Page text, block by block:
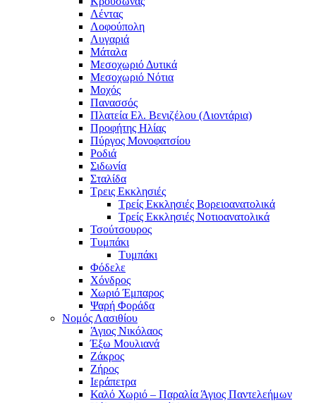
Λέντας
Λοφούπολη
Λυγαριά
Μάταλα
Μεσοχωριό Δυτικά
Μεσοχωριό Νότια
Μοχός
Πανασσός
Πλατεία Ελ. Βενιζέλου (Λιοντάρια)
Προφήτης Ηλίας
Πύργος Μονοφατσίου
Ροδιά
Σιδωνία
Σταλίδα
Τρεις Εκκλησιές
Τρείς Εκκλησιές Βορειοανατολικά
Τρείς Εκκλησιές Νοτιοανατολικά
Τσούτσουρος
Τυμπάκι
Τυμπάκι
Φόδελε
Χόνδρος
Χωριό Έμπαρος
Ψαρή Φοράδα
Νομός Λασιθίου
Άγιος Νικόλαος
Έξω Μουλιανά
Ζάκρος
Ζήρος
Ιεράπετρα
Καλό Χωριό – Παραλία Άγιος Παντελεήμων